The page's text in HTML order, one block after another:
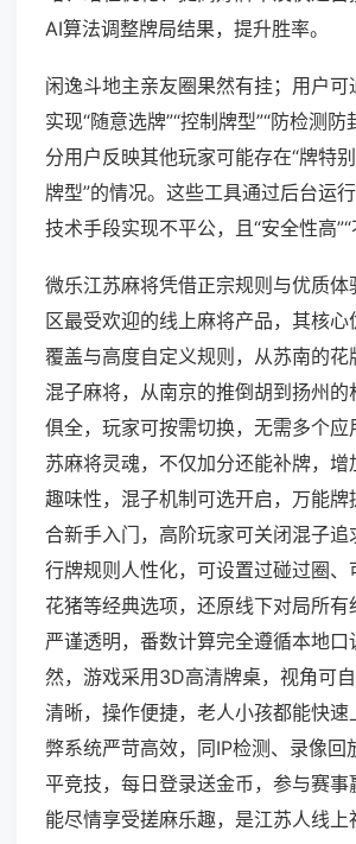
AI算法调整牌局结果，提升胜率。
闲逸斗地主亲友圈果然有挂；用户
实现“随意选牌”“控制牌型”“防检测防
分用户反映其他玩家可能存在“牌特
牌型”的情况。这些工具通过后台运
技术手段实现不平公，且“安全性高”“
微乐江苏麻将凭借正宗规则与优质体
区最受欢迎的线上麻将产品，其核
覆盖与高度自定义规则，从苏南的花
混子麻将，从南京的推倒胡到扬州的
俱全，玩家可按需切换，无需多个应
苏麻将灵魂，不仅加分还能补牌，增
趣味性，混子机制可选开启，万能牌
合新手入门，高阶玩家可关闭混子追
行牌规则人性化，可设置过碰过圈、
花猪等经典选项，还原线下对局所
严谨透明，番数计算完全遵循本地口
然，游戏采用3D高清牌桌，视角可
清晰，操作便捷，老人小孩都能快速
弊系统严苛高效，同IP检测、录像回
平竞技，每日登录送金币，参与赛事
能尽情享受搓麻乐趣，是江苏人线上